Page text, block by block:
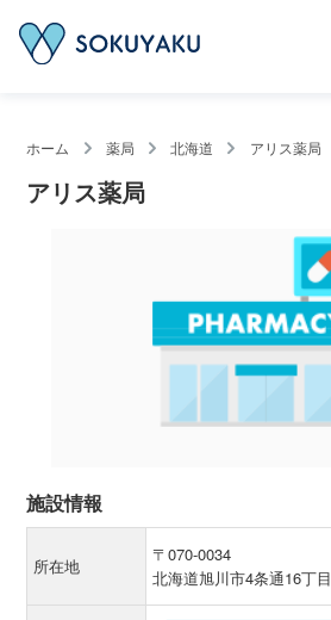
ホーム 薬局 北海道 アリス薬局
アリス薬局
施設情報
所在地
〒070-0034
北海道旭川市4条通16丁目